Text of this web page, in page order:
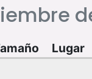
Lugar